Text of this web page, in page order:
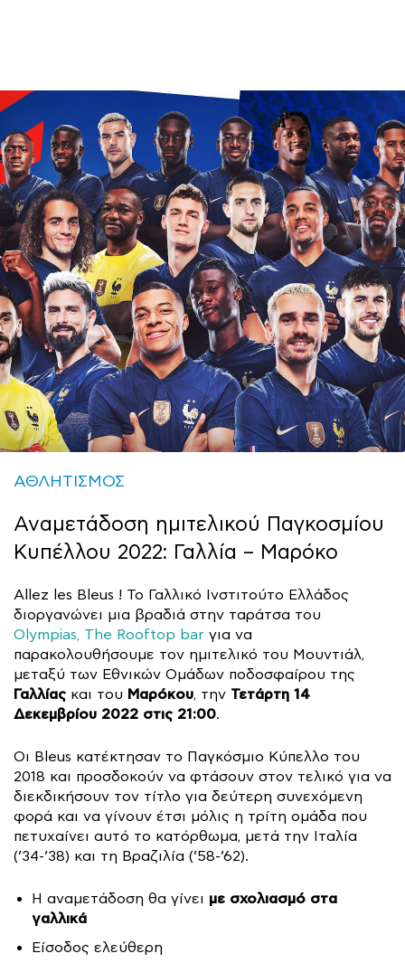
ΣΠΟΥΔΕΣ
ΣΥΝΕΡΓΕΙΕΣ
ΒΙΒΛΙΟΘΗΚΗ
ΑΘΛΗΤΙΣΜΟΣ
Αναμετάδοση ημιτελικού Παγκοσμίου
Κυπέλλου 2022: Γαλλία – Μαρόκο
Allez les Bleus ! Το Γαλλικό Ινστιτούτο Ελλάδος
διοργανώνει μια βραδιά στην ταράτσα του
Olympias, The Rooftop bar για να
παρακολουθήσουμε τον ημιτελικό του Μουντιάλ,
μεταξύ των Εθνικών Ομάδων ποδοσφαίρου της
Γαλλίας και του Μαρόκου, την Τετάρτη 14
Δεκεμβρίου 2022 στις 21:00.
Οι Bleus κατέκτησαν το Παγκόσμιο Κύπελλο του
2018 και προσδοκούν να φτάσουν στον τελικό για να
διεκδικήσουν τον τίτλο για δεύτερη συνεχόμενη
φορά και να γίνουν έτσι μόλις η τρίτη ομάδα που
πετυχαίνει αυτό το κατόρθωμα, μετά την Ιταλία
(’34-’38) και τη Βραζιλία (’58-’62).
Η αναμετάδοση θα γίνει με σχολιασμό στα
γαλλικά
Είσοδος ελεύθερη